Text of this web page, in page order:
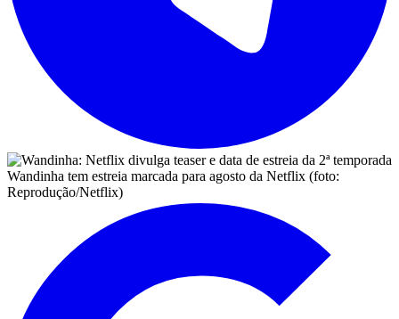
Wandinha tem estreia marcada para agosto da Netflix (foto:
Reprodução/Netflix)